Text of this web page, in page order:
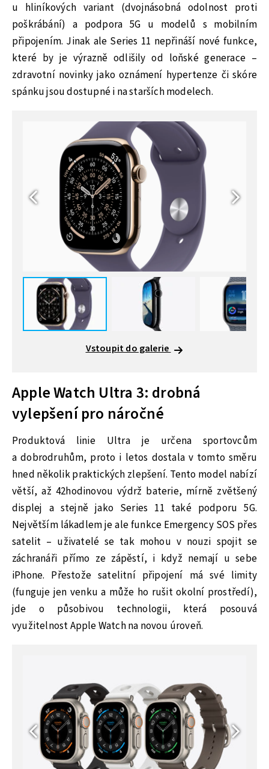
u hliníkových variant (dvojnásobná odolnost proti
poškrábání) a podpora 5G u modelů s mobilním
připojením. Jinak ale Series 11 nepřináší nové funkce,
které by je výrazně odlišily od loňské generace –
zdravotní novinky jako oznámení hypertenze či skóre
spánku jsou dostupné i na starších modelech.
Vstoupit do galerie
Apple Watch Ultra 3: drobná
vylepšení pro náročné
Produktová linie Ultra je určena sportovcům
a dobrodruhům, proto i letos dostala v tomto směru
hned několik praktických zlepšení. Tento model nabízí
větší, až 42hodinovou výdrž baterie, mírně zvětšený
displej a stejně jako Series 11 také podporu 5G.
Největším lákadlem je ale funkce Emergency SOS přes
satelit – uživatelé se tak mohou v nouzi spojit se
záchranáři přímo ze zápěstí, i když nemají u sebe
iPhone. Přestože satelitní připojení má své limity
(funguje jen venku a může ho rušit okolní prostředí),
jde o působivou technologii, která posouvá
využitelnost Apple Watch na novou úroveň.